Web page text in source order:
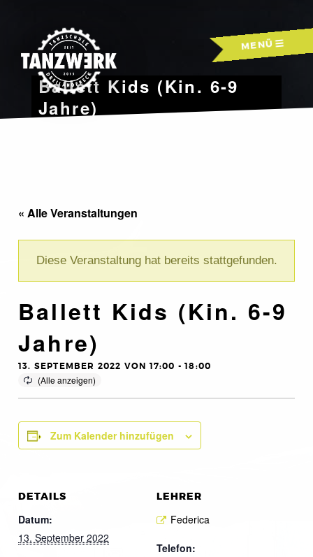
MENÜ
Ballett Kids (Kin. 6-9
Jahre)
« Alle Veranstaltungen
Diese Veranstaltung hat bereits stattgefunden.
Ballett Kids (Kin. 6-9
Jahre)
13. SEPTEMBER 2022 VON 17:00 -18:00
Zum Kalender hinzufügen
DETAILS
Datum:
13. September 2022
LEHRER
Federica
Telefon: